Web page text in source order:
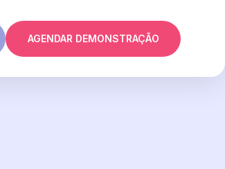
AGENDAR DEMONSTRAÇÃO